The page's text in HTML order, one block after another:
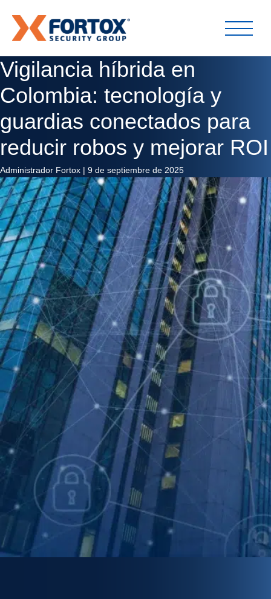
Vigilancia híbrida en
Colombia: tecnología y
guardias conectados para
reducir robos y mejorar ROI
Administrador Fortox | 9 de septiembre de 2025